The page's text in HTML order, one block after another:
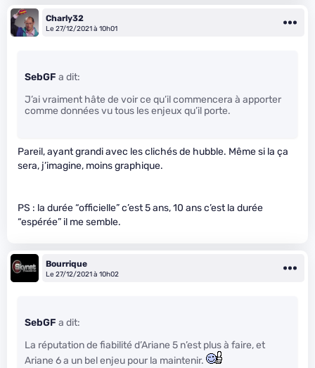
Charly32
Le 27/12/2021 à 10h01
SebGF a dit:
J’ai vraiment hâte de voir ce qu’il commencera à apporter
comme données vu tous les enjeux qu’il porte.
Pareil, ayant grandi avec les clichés de hubble. Même si la ça
sera, j’imagine, moins graphique.
PS : la durée “officielle” c’est 5 ans, 10 ans c’est la durée
“espérée” il me semble.
Bourrique
Le 27/12/2021 à 10h02
SebGF a dit:
La réputation de fiabilité d’Ariane 5 n’est plus à faire, et
Ariane 6 a un bel enjeu pour la maintenir.